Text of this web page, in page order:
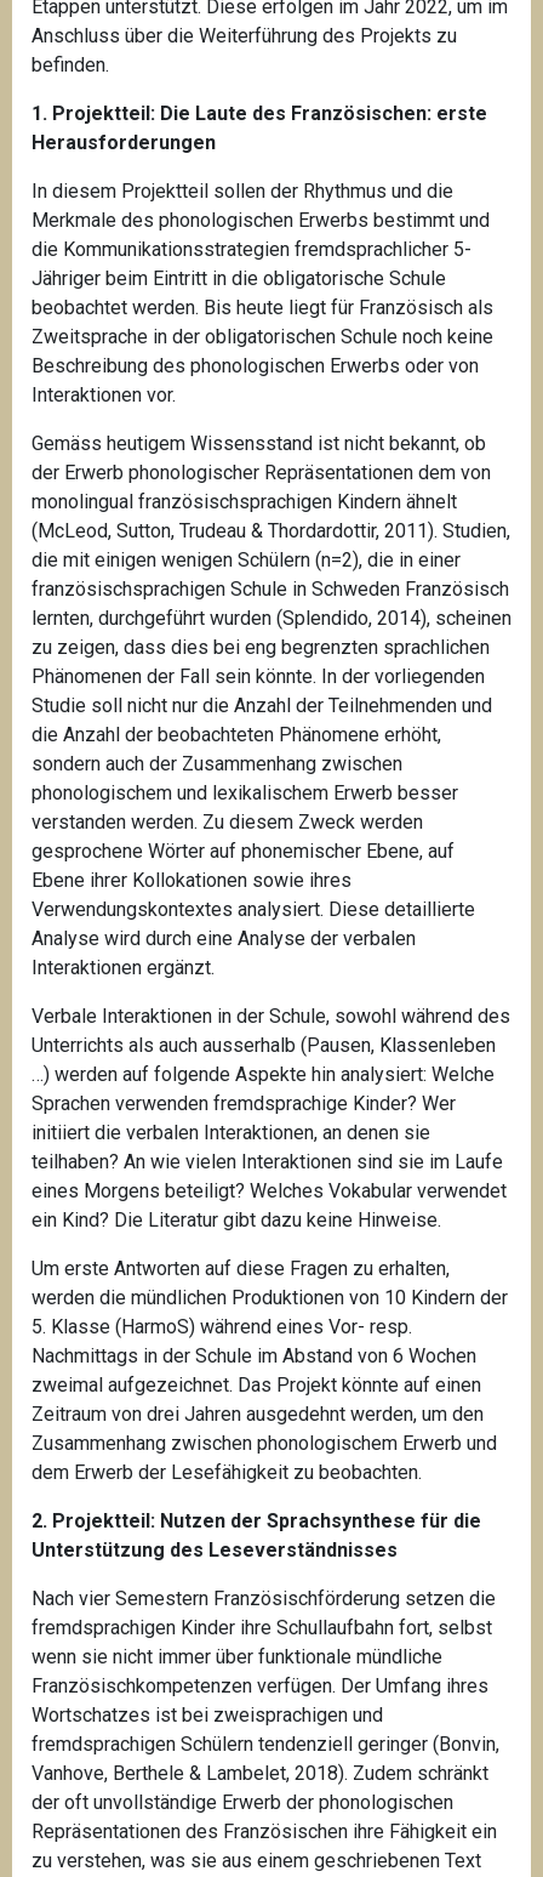
Etappen unterstützt. Diese erfolgen im Jahr 2022, um im
Anschluss über die Weiterführung des Projekts zu
befinden.
1. Projektteil: Die Laute des Französischen: erste
Herausforderungen
In diesem Projektteil sollen der Rhythmus und die
Merkmale des phonologischen Erwerbs bestimmt und
die Kommunikationsstrategien fremdsprachlicher 5-
Jähriger beim Eintritt in die obligatorische Schule
beobachtet werden. Bis heute liegt für Französisch als
Zweitsprache in der obligatorischen Schule noch keine
Beschreibung des phonologischen Erwerbs oder von
Interaktionen vor.
Gemäss heutigem Wissensstand ist nicht bekannt, ob
der Erwerb phonologischer Repräsentationen dem von
monolingual französischsprachigen Kindern ähnelt
(McLeod, Sutton, Trudeau & Thordardottir, 2011). Studien,
die mit einigen wenigen Schülern (n=2), die in einer
französischsprachigen Schule in Schweden Französisch
lernten, durchgeführt wurden (Splendido, 2014), scheinen
zu zeigen, dass dies bei eng begrenzten sprachlichen
Phänomenen der Fall sein könnte. In der vorliegenden
Studie soll nicht nur die Anzahl der Teilnehmenden und
die Anzahl der beobachteten Phänomene erhöht,
sondern auch der Zusammenhang zwischen
phonologischem und lexikalischem Erwerb besser
verstanden werden. Zu diesem Zweck werden
gesprochene Wörter auf phonemischer Ebene, auf
Ebene ihrer Kollokationen sowie ihres
Verwendungskontextes analysiert. Diese detaillierte
Analyse wird durch eine Analyse der verbalen
Interaktionen ergänzt.
Verbale Interaktionen in der Schule, sowohl während des
Unterrichts als auch ausserhalb (Pausen, Klassenleben
…) werden auf folgende Aspekte hin analysiert: Welche
Sprachen verwenden fremdsprachige Kinder? Wer
initiiert die verbalen Interaktionen, an denen sie
teilhaben? An wie vielen Interaktionen sind sie im Laufe
eines Morgens beteiligt? Welches Vokabular verwendet
ein Kind? Die Literatur gibt dazu keine Hinweise.
Um erste Antworten auf diese Fragen zu erhalten,
werden die mündlichen Produktionen von 10 Kindern der
5. Klasse (HarmoS) während eines Vor- resp.
Nachmittags in der Schule im Abstand von 6 Wochen
zweimal aufgezeichnet. Das Projekt könnte auf einen
Zeitraum von drei Jahren ausgedehnt werden, um den
Zusammenhang zwischen phonologischem Erwerb und
dem Erwerb der Lesefähigkeit zu beobachten.
2. Projektteil: Nutzen der Sprachsynthese für die
Unterstützung des Leseverständnisses
Nach vier Semestern Französischförderung setzen die
fremdsprachigen Kinder ihre Schullaufbahn fort, selbst
wenn sie nicht immer über funktionale mündliche
Französischkompetenzen verfügen. Der Umfang ihres
Wortschatzes ist bei zweisprachigen und
fremdsprachigen Schülern tendenziell geringer (Bonvin,
Vanhove, Berthele & Lambelet, 2018). Zudem schränkt
der oft unvollständige Erwerb der phonologischen
Repräsentationen des Französischen ihre Fähigkeit ein
zu verstehen, was sie aus einem geschriebenen Text